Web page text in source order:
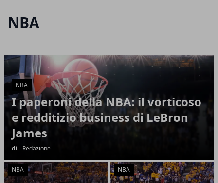
NBA
Articoli in Evidenza
NBA
I paperoni della NBA: il vorticoso
e redditizio business di LeBron
James
di - Redazione
NBA NBA